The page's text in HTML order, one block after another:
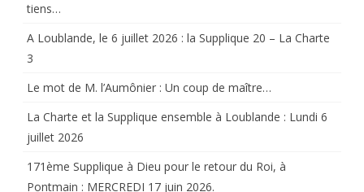
tiens…
A Loublande, le 6 juillet 2026 : la Supplique 20 – La Charte
3
Le mot de M. l’Aumônier : Un coup de maître…
La Charte et la Supplique ensemble à Loublande : Lundi 6
juillet 2026
171ème Supplique à Dieu pour le retour du Roi, à
Pontmain : MERCREDI 17 juin 2026.